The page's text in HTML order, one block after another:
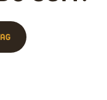
direkt
också
hela
din